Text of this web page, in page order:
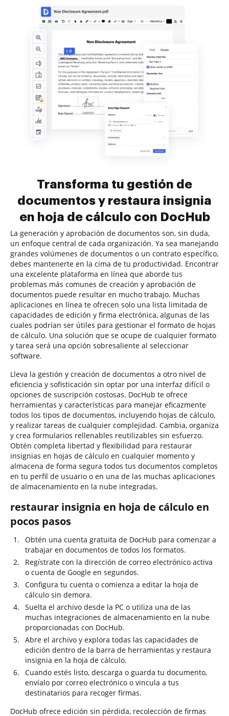
Transforma tu gestión de
documentos y restaura insignia
en hoja de cálculo con DocHub
La generación y aprobación de documentos son, sin duda,
un enfoque central de cada organización. Ya sea manejando
grandes volúmenes de documentos o un contrato específico,
debes mantenerte en la cima de tu productividad. Encontrar
una excelente plataforma en línea que aborde tus
problemas más comunes de creación y aprobación de
documentos puede resultar en mucho trabajo. Muchas
aplicaciones en línea te ofrecen solo una lista limitada de
capacidades de edición y firma electrónica, algunas de las
cuales podrían ser útiles para gestionar el formato de hojas
de cálculo. Una solución que se ocupe de cualquier formato
y tarea será una opción sobresaliente al seleccionar
software.
Lleva la gestión y creación de documentos a otro nivel de
eficiencia y sofisticación sin optar por una interfaz difícil o
opciones de suscripción costosas. DocHub te ofrece
herramientas y características para manejar eficazmente
todos los tipos de documentos, incluyendo hojas de cálculo,
y realizar tareas de cualquier complejidad. Cambia, organiza
y crea formularios rellenables reutilizables sin esfuerzo.
Obtén completa libertad y flexibilidad para restaurar
insignias en hojas de cálculo en cualquier momento y
almacena de forma segura todos tus documentos completos
en tu perfil de usuario o en una de las muchas aplicaciones
de almacenamiento en la nube integradas.
restaurar insignia en hoja de cálculo en
pocos pasos
Obtén una cuenta gratuita de DocHub para comenzar a
trabajar en documentos de todos los formatos.
Regístrate con la dirección de correo electrónico activa
o cuenta de Google en segundos.
Configura tu cuenta o comienza a editar la hoja de
cálculo sin demora.
Suelta el archivo desde la PC o utiliza una de las
muchas integraciones de almacenamiento en la nube
proporcionadas con DocHub.
Abre el archivo y explora todas las capacidades de
edición dentro de la barra de herramientas y restaura
insignia en la hoja de cálculo.
Cuando estés listo, descarga o guarda tu documento,
envíalo por correo electrónico o vincula a tus
destinatarios para recoger firmas.
DocHub ofrece edición sin pérdida, recolección de firmas